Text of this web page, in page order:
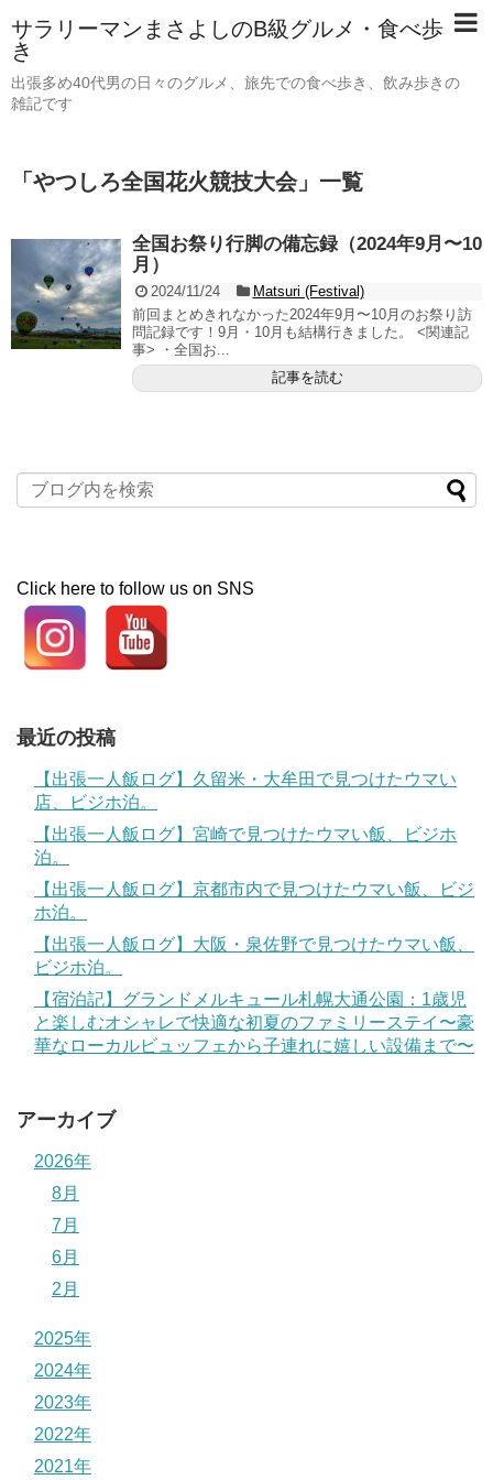
サラリーマンまさよしのB級グルメ・食べ歩
き
出張多め40代男の日々のグルメ、旅先での食べ歩き、飲み歩きの
雑記です
「 やつしろ全国花火競技大会」 一覧
全国お祭り行脚の備忘録（2024年9月〜10
月）
2024/11/24
Matsuri (Festival)
前回まとめきれなかった2024年9月〜10月のお祭り訪
問記録です！9月・10月も結構行きました。 <関連記
事> ・全国お...
記事を読む
Click here to follow us on SNS
最近の投稿
【出張一人飯ログ】久留米・大牟田で見つけたウマい
店、ビジホ泊。
【出張一人飯ログ】宮崎で見つけたウマい飯、ビジホ
泊。
【出張一人飯ログ】京都市内で見つけたウマい飯、ビジ
ホ泊。
【出張一人飯ログ】大阪・泉佐野で見つけたウマい飯、
ビジホ泊。
【宿泊記】グランドメルキュール札幌大通公園：1歳児
と楽しむオシャレで快適な初夏のファミリーステイ〜豪
華なローカルビュッフェから子連れに嬉しい設備まで〜
アーカイブ
2026年
8月
7月
6月
2月
2025年
2024年
2023年
2022年
2021年